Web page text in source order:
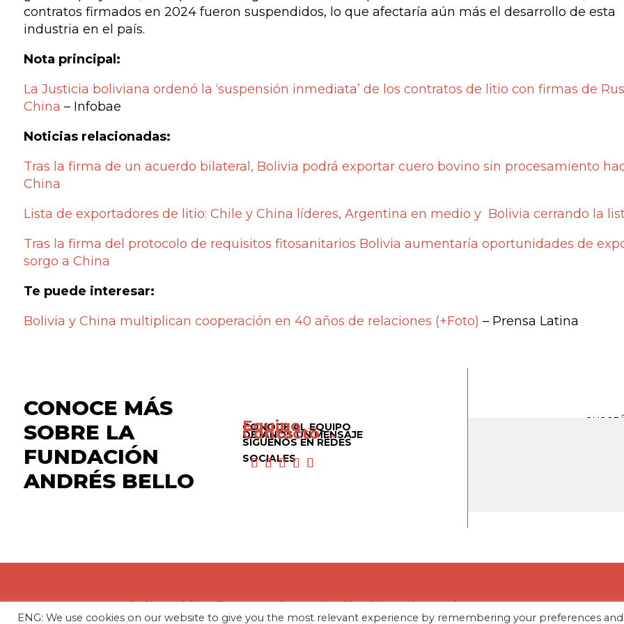
contratos firmados en 2024 fueron suspendidos, lo que afectaría aún más el desarrollo de esta
industria en el país.
Nota principal:
La Justicia boliviana ordenó la ‘suspensión inmediata’ de los contratos de litio con firmas de
China – Infobae
Noticias relacionadas:
Tras la firma de un acuerdo bilateral, Bolivia podrá exportar cuero bovino sin procesamiento
China
Lista de exportadores de litio: Chile y China líderes, Argentina en medio y Bolivia cerrando la
Tras la firma del protocolo de requisitos fitosanitarios Bolivia aumentaría oportunidades de
sorgo a China
Te puede interesar:
Bolivia y China multiplican cooperación en 40 años de relaciones (+Foto) – Prensa Latina
CONOCE MÁS
SOBRE LA
FUNDACIÓN
ANDRÉS BELLO
CONOCE AL EQUIPO
Equipo →
DÉJANOS UN MENSAJE
Contacto →
SÍGUENOS EN REDES
SOCIALES
La Fundación Andrés Bello – Centro de Investigación Chino Latinoamericano es una
entidad sin fines de lucro, de carácter independiente, dedicada a la investigación y
ENG: We use cookies on our website to give you the most relevant experience by remembering your preferences and